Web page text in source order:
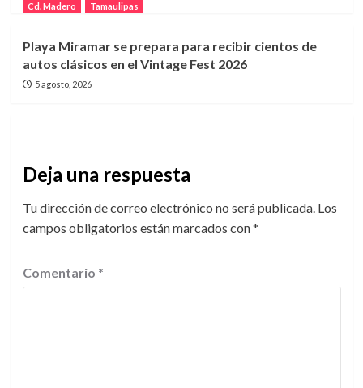
Cd. Madero
Tamaulipas
Playa Miramar se prepara para recibir cientos de
autos clásicos en el Vintage Fest 2026
5 agosto, 2026
Deja una respuesta
Tu dirección de correo electrónico no será publicada. Los
campos obligatorios están marcados con*
Comentario *